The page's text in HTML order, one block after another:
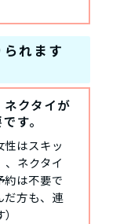
れます
クタイが
す。
性はスキッ
、ネクタイ
約は不要で
だ方も、連
）